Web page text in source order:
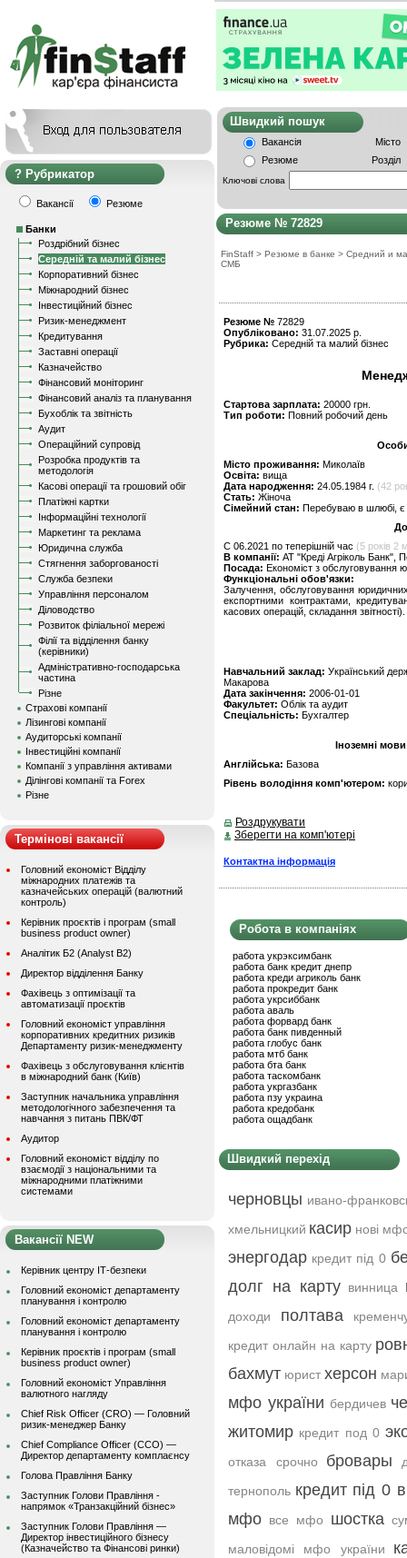
Рубрикатор
Вакансії Резюме
Банки
Роздрібний бізнес
Середній та малий бізнес
Корпоративний бізнес
Міжнародний бізнес
Інвестиційний бізнес
Ризик-менеджмент
Кредитування
Заставні операції
Казначейство
Фінансовий моніторинг
Фінансовий аналіз та планування
Бухоблік та звітність
Аудит
Операційний супровід
Розробка продуктів та
методологія
Касові операції та грошовий обіг
Платіжні картки
Інформаційні технології
Маркетинг та реклама
Юридична служба
Стягнення заборгованості
Служба безпеки
Управління персоналом
Діловодство
Розвиток філіальної мережі
Філії та відділення банку
(керівники)
Адміністративно-господарська
частина
Різне
Страхові компанії
Лізингові компанії
Аудиторські компанії
Інвестиційні компанії
Компанії з управління активами
Ділінгові компанії та Forex
Різне
Термінові вакансії
Головний економіст Відділу
міжнародних платежів та
казначейських операцій (валютний
контроль)
Керівник проєктів і програм (small
business product owner)
Аналітик Б2 (Analyst B2)
Директор відділення Банку
Фахівець з оптимізації та
автоматизації проєктів
Головний економіст управління
корпоративних кредитних ризиків
Департаменту ризик-менеджменту
Фахівець з обслуговування клієнтів
в міжнародний банк (Київ)
Заступник начальника управління
методологічного забезпечення та
навчання з питань ПВК/ФТ
Аудитор
Головний економіст відділу по
взаємодії з національними та
міжнародними платіжними
системами
Вакансії NEW
Керівник центру ІТ-безпеки
Головний економіст департаменту
планування і контролю
Головний економіст департаменту
планування і контролю
Керівник проєктів і програм (small
business product owner)
Головний економіст Управління
валютного нагляду
Chief Risk Officer (CRO) — Головний
ризик-менеджер Банку
Chief Compliance Officer (CCO) —
Директор департаменту комплаєнсу
Голова Правління Банку
Заступник Голови Правління -
напрямок «Транзакційний бізнес»
Заступник Голови Правління —
Директор інвестиційного бізнесу
(Казначейство та Фінансові ринки)
Швидкий
Вакансія
Місто
Резюме
Розділ
Ключові слова
Резюме № 72829
FinStaff > Резюме в банке > Средний и
СМБ
Резюме № 72829
Опубліковано: 31.07.2025 р.
Рубрика: Середній та малий бізнес
Стартова зарплата: 20000 грн.
Тип роботи: Повний робочий день
Місто проживання: Миколаїв
Освіта: вища
Дата народження: 24.05.1984 г. (42
Стать: Жіноча
Сімейний стан: Перебуваю в шлюбі, є
C 06.2021 по теперішній час (5 років 2
В компанії: АТ "Креді Агріколь Банк",
Посада: Економіст з обслуговування
Функціональні обов'язки:
Залучення, обслуговування
експортними контрактами,
касових операцій, складання звітності).
Навчальний заклад: Український
Макарова
Дата закінчення: 2006-01-01
Факультет: Облік та аудит
Спеціальність: Бухгалтер
Іноземні
Англійська: Базова
Рівень володіння комп'ютером:
Роздрукувати
Зберегти на комп'ютері
Контактна інформація
Робота в компаніях
работа укрэксимбанк
работа банк кредит днепр
работа креди агриколь банк
работа прокредит банк
работа укрсиббанк
работа аваль
работа форвард банк
работа банк пивденный
работа глобус банк
работа мтб банк
работа бта банк
работа таскомбанк
работа укргазбанк
работа пзу украина
работа кредобанк
работа ощадбанк
Швидкий перехід
черновцы ивано-
хмельницкий касир нові
энергодар кредит під 0
долг на карту винница
доходи полтава
кредит онлайн на карту
бахмут юрист херсон
мфо україни бердичев
житомир кредит под 0
отказа срочно бровары
тернополь кредит під 0
мфо все мфо шостка
маловідомі мфо україни